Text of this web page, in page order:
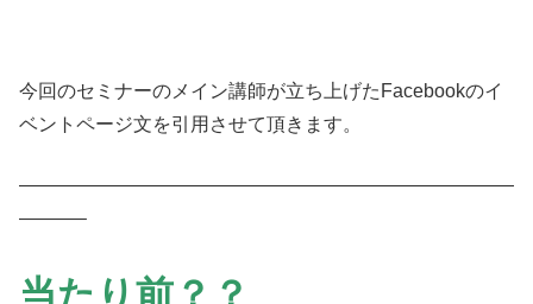
今回のセミナーのメイン講師が立ち上げたFacebookのイ
ベントページ文を引用させて頂きます。
——————————————————————————
———–
当たり前？？